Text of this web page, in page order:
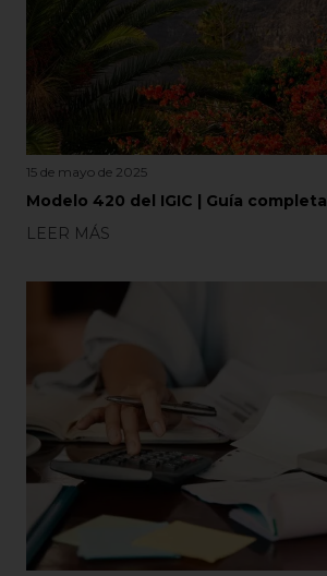
15 de mayo de 2025
Modelo 420 del IGIC | Guía completa
LEER MÁS